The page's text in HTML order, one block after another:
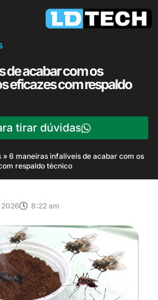
de acabar com os
eficazes com respaldo
tirar dúvidas
» 6 maneiras infalíveis de acabar com os
respaldo técnico
2026 8:22 am